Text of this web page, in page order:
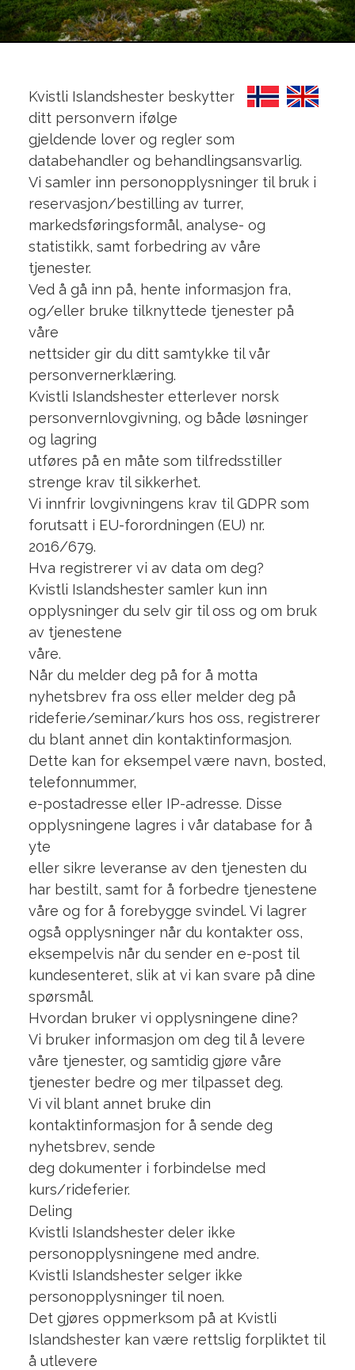
Kvistli Islandshester beskytter
ditt personvern ifølge
gjeldende lover og regler som
databehandler og behandlingsansvarlig.
Vi samler inn personopplysninger til bruk i
reservasjon/bestilling av turrer,
markedsføringsformål, analyse- og
statistikk, samt forbedring av våre
tjenester.
Ved å gå inn på, hente informasjon fra,
og/eller bruke tilknyttede tjenester på
våre
nettsider gir du ditt samtykke til vår
personvernerklæring.
Kvistli Islandshester etterlever norsk
personvernlovgivning, og både løsninger
og lagring
utføres på en måte som tilfredsstiller
strenge krav til sikkerhet.
Vi innfrir lovgivningens krav til GDPR som
forutsatt i EU-forordningen (EU) nr.
2016/679.
Hva registrerer vi av data om deg?
Kvistli Islandshester samler kun inn
opplysninger du selv gir til oss og om bruk
av tjenestene
våre.
Når du melder deg på for å motta
nyhetsbrev fra oss eller melder deg på
rideferie/seminar/kurs hos oss, registrerer
du blant annet din kontaktinformasjon.
Dette kan for eksempel være navn, bosted,
telefonnummer,
e-postadresse eller IP-adresse. Disse
opplysningene lagres i vår database for å
yte
eller sikre leveranse av den tjenesten du
har bestilt, samt for å forbedre tjenestene
våre og for å forebygge svindel. Vi lagrer
også opplysninger når du kontakter oss,
eksempelvis når du sender en e-post til
kundesenteret, slik at vi kan svare på dine
spørsmål.
Hvordan bruker vi opplysningene dine?
Vi bruker informasjon om deg til å levere
våre tjenester, og samtidig gjøre våre
tjenester bedre og mer tilpasset deg.
Vi vil blant annet bruke din
kontaktinformasjon for å sende deg
nyhetsbrev, sende
deg dokumenter i forbindelse med
kurs/rideferier.
Deling
Kvistli Islandshester deler ikke
personopplysningene med andre.
Kvistli Islandshester selger ikke
personopplysninger til noen.
Det gjøres oppmerksom på at Kvistli
Islandshester kan være rettslig forpliktet til
å utlevere